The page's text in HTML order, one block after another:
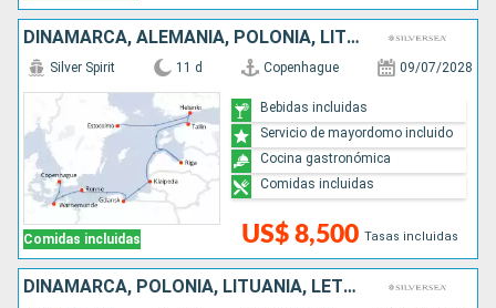
DINAMARCA, ALEMANIA, POLONIA, LITUANIA, LETONIA, ESTONIA, FINLANDIA, SUECIA
Comidas incluidas
Silver Spirit 11 d Copenhague 09/07/2028
US$ 8,500 Tasas incluidas
Bebidas incluidas
Servicio de mayordomo incluido
Cocina gastronómica
Comidas incluidas
DINAMARCA, POLONIA, LITUANIA, LETONIA, ESTONIA, FINLANDIA, SUECIA